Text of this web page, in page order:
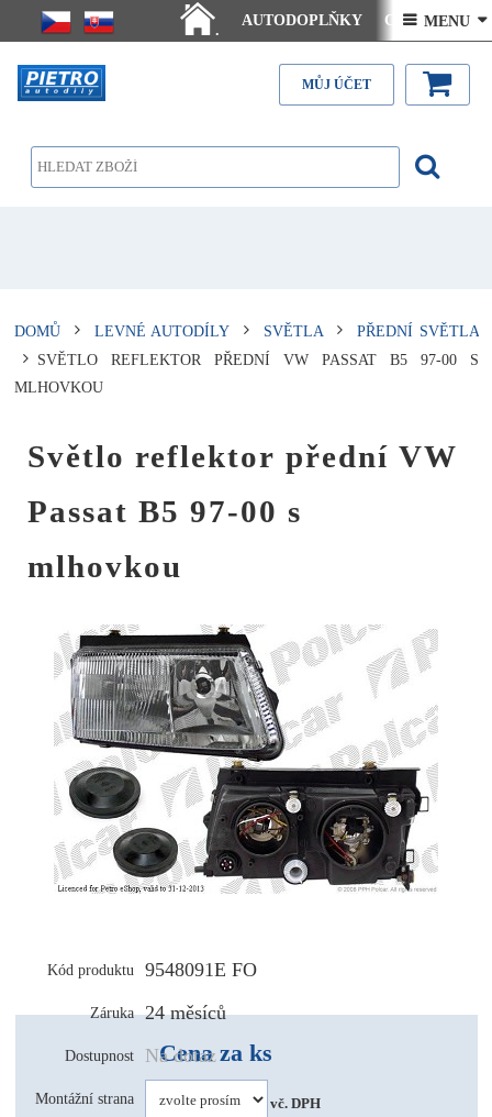
.
AUTODOPLŇKY Ceny doručení
Články - návody Kontakt
 MENU 
MŮJ ÚČET
DOMŮ LEVNÉ AUTODÍLY SVĚTLA
PŘEDNÍ SVĚTLA
SVĚTLO REFLEKTOR PŘEDNÍ VW PASSAT B5 97-00 S
MLHOVKOU
Světlo reflektor přední VW
Passat B5 97-00 s
mlhovkou
Kód produktu 9548091E FO
Záruka 24 měsíců
Dostupnost Na dotaz
Montážní strana
Cena za ks
1 222 Kč vč. DPH